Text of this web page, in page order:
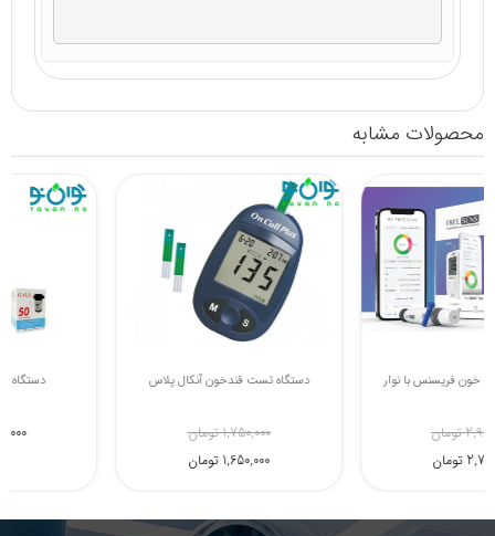
محصولات مشابه
دستگاه تست قندخون آنکال پلاس دستگاه تست قند خون فریسنس با نوار